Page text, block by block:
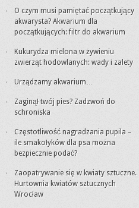
O czym musi pamiętać początkujący
akwarysta? Akwarium dla
początkujących: filtr do akwarium
Kukurydza mielona w żywieniu
zwierząt hodowlanych: wady i zalety
Urządzamy akwarium…
Zaginął twój pies? Zadzwoń do
schroniska
Częstotliwość nagradzania pupila –
ile smakołyków dla psa można
bezpiecznie podać?
Zaopatrywanie się w kwiaty sztuczne.
Hurtownia kwiatów sztucznych
Wrocław